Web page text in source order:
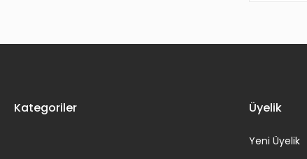
Kategoriler Üyelik
Yeni Üyelik